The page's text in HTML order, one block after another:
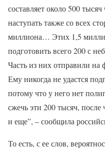
составляет около 500
наступать также со всех
миллиона… Этих 1,5
подготовить всего 200 с
Часть из них отправили на
Ему никогда не удастся
потому что у него нет
сжечь эти 200 тысяч,
и еще”, – сообщила
То есть, с ее слов,